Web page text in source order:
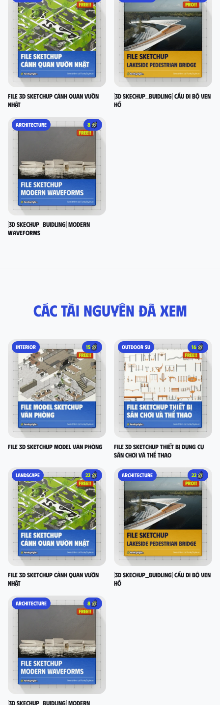
File 3D Sketchup Cảnh quan vườn
nhật
[3D SKECHUP_BUIDLING] Cầu đi bộ ven
hồ
ARCHITECTURE 8
[3D SKECHUP_BUIDLING] Modern
Waveforms
Các tài nguyên đã xem
INTERIOR 15
FILE 3D SKETCHUP MODEL VĂN PHÒNG
OUTDOOR SU 16
FILE 3D SKETCHUP thiết bị dụng cụ
sân chơi và thể thao
LANDSCAPE 22
File 3D Sketchup Cảnh quan vườn
nhật
ARCHITECTURE 22
[3D SKECHUP_BUIDLING] Cầu đi bộ ven
hồ
ARCHITECTURE 8
[3D SKECHUP_BUIDLING] Modern